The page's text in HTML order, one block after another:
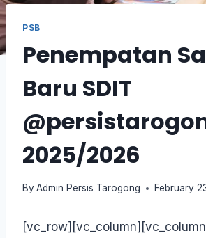
PSB
Penempatan
Baru SDIT
2025/2026
By Admin Persis Tarogong February